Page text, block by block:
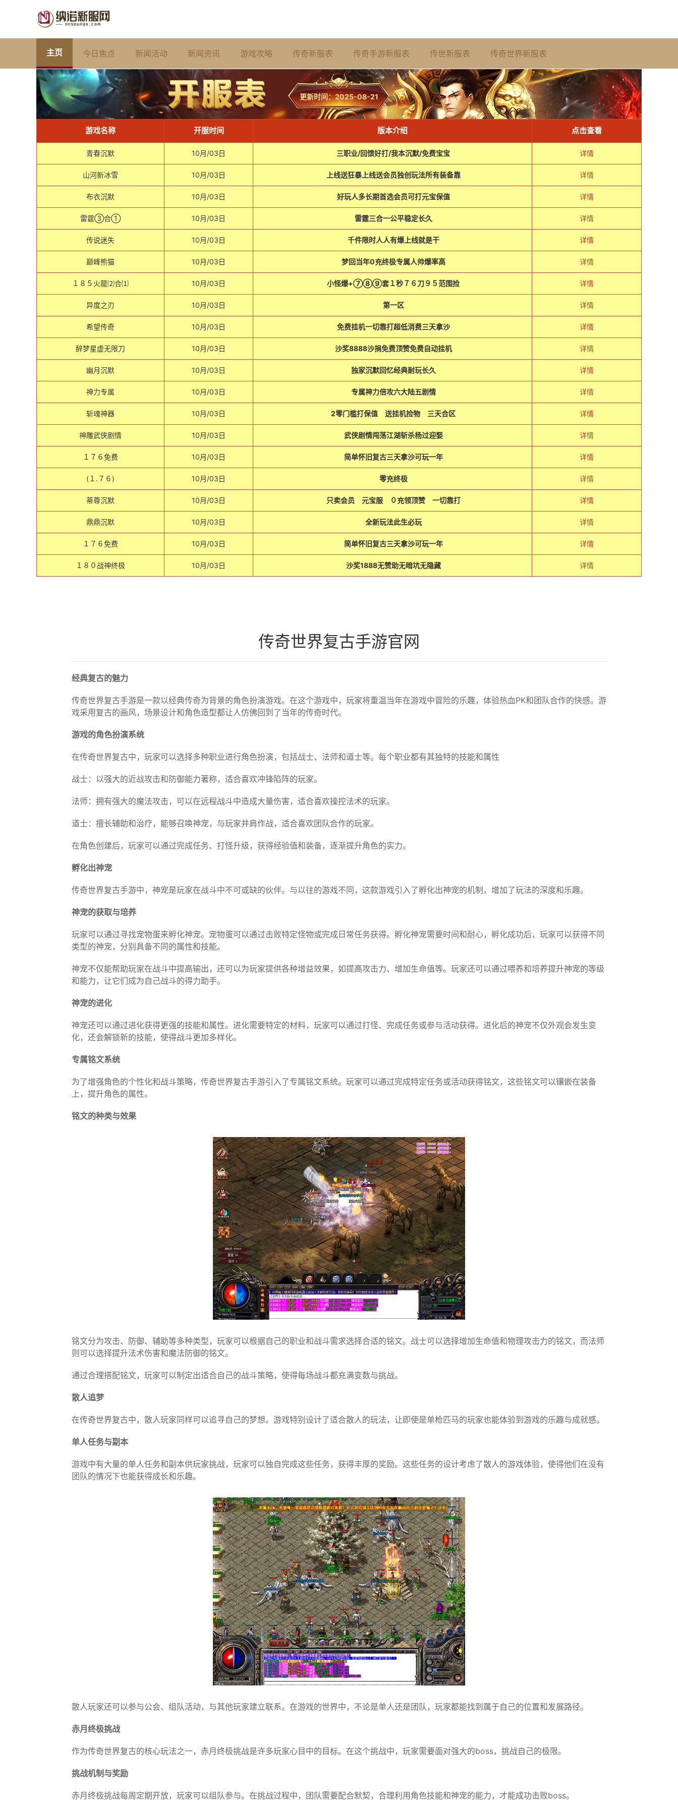
主页 今日焦点 新闻活动 新闻资讯 游戏攻略 传奇新服表 传奇手游新服表 传世新服表 传奇世界新服表
更新时间：2025-08-21
游戏名称 开服时间 版本介绍 点击查看
青春沉默 10月/03日 三职业/回馈好打/我本沉默/免费宝宝 详情
山河新冰雪 10月/03日 上线送狂暴上线送会员独创玩法所有装备靠 详情
布衣沉默 10月/03日 好玩人多长期首选会员可打元宝保值 详情
雷霆③合① 10月/03日 雷霆三合一公平稳定长久 详情
传说迷失 10月/03日 千件限时人人有爆上线就是干 详情
巅峰熊猫 10月/03日 梦回当年0充终极专属人帅爆率高 详情
１８５火龍⑵合⑴ 10月/03日 小怪爆+⑦⑧⑨套１秒７６刀９５范围捡 详情
异度之刃 10月/03日 第一区 详情
希望传奇 10月/03日 免费挂机一切靠打超低消费三天拿沙 详情
醉梦星虚无限刀 10月/03日 沙奖8888沙捐免费顶赞免费自动挂机 详情
幽月沉默 10月/03日 独家沉默回忆经典耐玩长久 详情
神力专属 10月/03日 专属神力倍攻六大陆五剧情 详情
斩魂神器 10月/03日 2零门槛打保值 送挂机捡物 三天合区 详情
神雕武侠剧情 10月/03日 武侠剧情闯荡江湖斩杀杨过迎娶 详情
１７６免费 10月/03日 简单怀旧复古三天拿沙可玩一年 详情
(１.７６) 10月/03日 零充终极 详情
蒂尊沉默 10月/03日 只卖会员 元宝服 ０充领顶赞 一切靠打 详情
鼎鼎沉默 10月/03日 全新玩法此生必玩 详情
１７６免费 10月/03日 简单怀旧复古三天拿沙可玩一年 详情
１８０战神终极 10月/03日 沙奖1888无赞助无暗坑无隐藏 详情
传奇世界复古手游官网
经典复古的魅力
传奇世界复古手游是一款以经典传奇为背景的角色扮演游戏。在这个游戏中，玩家将重温当年在游戏中冒险的乐趣，体验热血PK和团队合作的快感。游
戏采用复古的画风，场景设计和角色造型都让人仿佛回到了当年的传奇时代。
游戏的角色扮演系统
在传奇世界复古中，玩家可以选择多种职业进行角色扮演，包括战士、法师和道士等。每个职业都有其独特的技能和属性
战士：以强大的近战攻击和防御能力著称，适合喜欢冲锋陷阵的玩家。
法师：拥有强大的魔法攻击，可以在远程战斗中造成大量伤害，适合喜欢操控法术的玩家。
道士：擅长辅助和治疗，能够召唤神宠，与玩家并肩作战，适合喜欢团队合作的玩家。
在角色创建后，玩家可以通过完成任务、打怪升级，获得经验值和装备，逐渐提升角色的实力。
孵化出神宠
传奇世界复古手游中，神宠是玩家在战斗中不可或缺的伙伴。与以往的游戏不同，这款游戏引入了孵化出神宠的机制，增加了玩法的深度和乐趣。
神宠的获取与培养
玩家可以通过寻找宠物蛋来孵化神宠。宠物蛋可以通过击败特定怪物或完成日常任务获得。孵化神宠需要时间和耐心，孵化成功后，玩家可以获得不同
类型的神宠，分别具备不同的属性和技能。
神宠不仅能帮助玩家在战斗中提高输出，还可以为玩家提供各种增益效果，如提高攻击力、增加生命值等。玩家还可以通过喂养和培养提升神宠的等级
和能力，让它们成为自己战斗的得力助手。
神宠的进化
神宠还可以通过进化获得更强的技能和属性。进化需要特定的材料，玩家可以通过打怪、完成任务或参与活动获得。进化后的神宠不仅外观会发生变
化，还会解锁新的技能，使得战斗更加多样化。
专属铭文系统
为了增强角色的个性化和战斗策略，传奇世界复古手游引入了专属铭文系统。玩家可以通过完成特定任务或活动获得铭文，这些铭文可以镶嵌在装备
上，提升角色的属性。
铭文的种类与效果
铭文分为攻击、防御、辅助等多种类型，玩家可以根据自己的职业和战斗需求选择合适的铭文。战士可以选择增加生命值和物理攻击力的铭文，而法师
则可以选择提升法术伤害和魔法防御的铭文。
通过合理搭配铭文，玩家可以制定出适合自己的战斗策略，使得每场战斗都充满变数与挑战。
散人追梦
在传奇世界复古中，散人玩家同样可以追寻自己的梦想。游戏特别设计了适合散人的玩法，让即使是单枪匹马的玩家也能体验到游戏的乐趣与成就感。
单人任务与副本
游戏中有大量的单人任务和副本供玩家挑战，玩家可以独自完成这些任务，获得丰厚的奖励。这些任务的设计考虑了散人的游戏体验，使得他们在没有
团队的情况下也能获得成长和乐趣。
散人玩家还可以参与公会、组队活动，与其他玩家建立联系。在游戏的世界中，不论是单人还是团队，玩家都能找到属于自己的位置和发展路径。
赤月终极挑战
作为传奇世界复古的核心玩法之一，赤月终极挑战是许多玩家心目中的目标。在这个挑战中，玩家需要面对强大的boss，挑战自己的极限。
挑战机制与奖励
赤月终极挑战每周定期开放，玩家可以组队参与。在挑战过程中，团队需要配合默契，合理利用角色技能和神宠的能力，才能成功击败boss。